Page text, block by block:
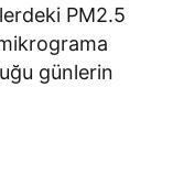
PM2.5
günlerin